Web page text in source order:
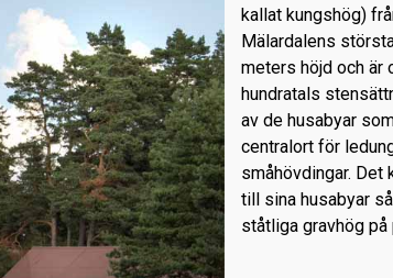
kallat kungshög)
Mälardalens
meters höjd och är
hundratals
av de husabyar
centralort för
småhövdingar. Det
till sina husabyar
ståtliga gravhög på